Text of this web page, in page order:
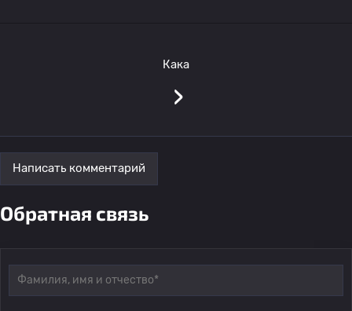
Кака
›
Написать комментарий
Обратная связь